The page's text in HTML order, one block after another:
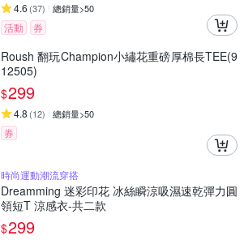
4.6 (37) 總銷量>50
活動 券
Roush 翻玩Champion小繡花重磅厚棉長TEE(9
12505)
$299
4.8 (12) 總銷量>50
券
時尚運動潮流穿搭
Dreamming 迷彩印花 冰絲瞬涼吸濕速乾彈力圓
領短T 涼感衣-共二款
$299